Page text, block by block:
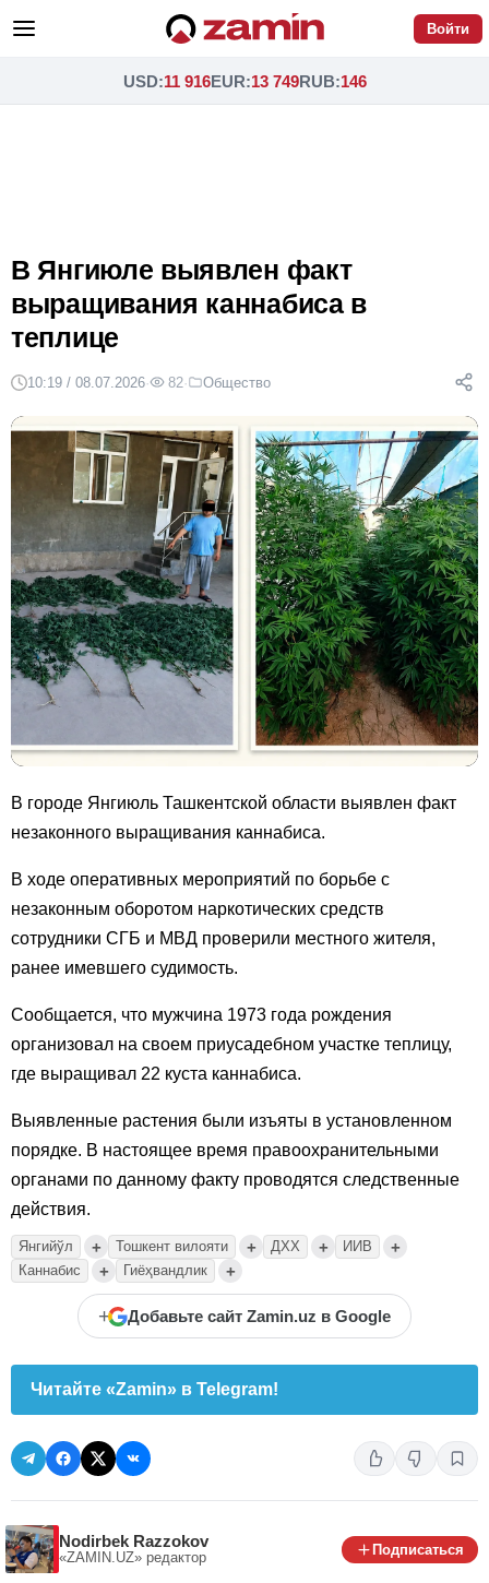
Войти
USD:11 916EUR:13 749RUB:146
В Янгиюле выявлен факт
выращивания каннабиса в
теплице
10:19 / 08.07.2026· 82· Общество
В городе Янгиюль Ташкентской области выявлен факт
незаконного выращивания каннабиса.
В ходе оперативных мероприятий по борьбе с
незаконным оборотом наркотических средств
сотрудники СГБ и МВД проверили местного жителя,
ранее имевшего судимость.
Сообщается, что мужчина 1973 года рождения
организовал на своем приусадебном участке теплицу,
где выращивал 22 куста каннабиса.
Выявленные растения были изъяты в установленном
порядке. В настоящее время правоохранительными
органами по данному факту проводятся следственные
действия.
Янгийўл + Тошкент вилояти + ДХХ + ИИВ +
Каннабис + Гиёҳвандлик +
+ Добавьте сайт Zamin.uz в Google
Читайте «Zamin» в Telegram!
Nodirbek Razzokov
«ZAMIN.UZ» редактор
Подписаться